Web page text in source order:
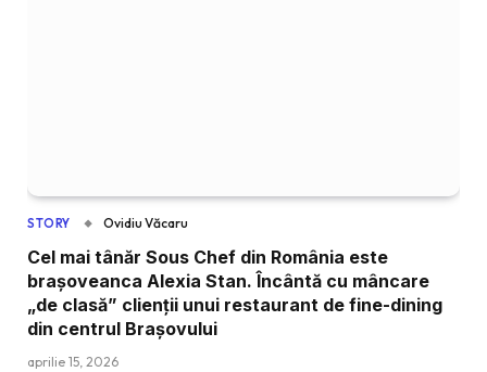
STORY Ovidiu Văcaru
Cel mai tânăr Sous Chef din România este
brașoveanca Alexia Stan. Încântă cu mâncare
„de clasă” clienții unui restaurant de fine-dining
din centrul Brașovului
aprilie 15, 2026